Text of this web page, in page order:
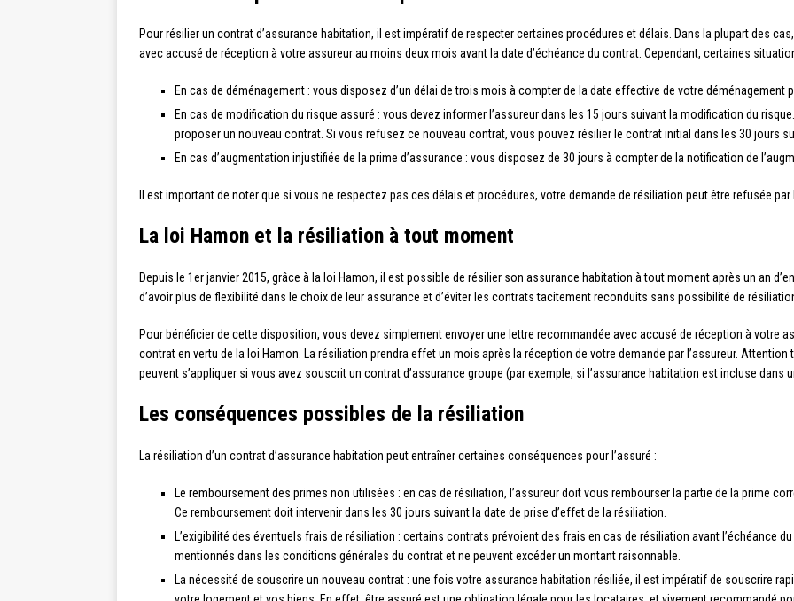
Pour résilier un contrat d’assurance habitation, il est impératif de respecter certaines procédures et délais. Dans la plupart des
avec accusé de réception à votre assureur au moins deux mois avant la date d’échéance du contrat. Cependant, certaines
En cas de déménagement : vous disposez d’un délai de trois mois à compter de la date effective de votre déménagement
En cas de modification du risque assuré : vous devez informer l’assureur dans les 15 jours suivant la modification du
proposer un nouveau contrat. Si vous refusez ce nouveau contrat, vous pouvez résilier le contrat initial dans les 30 jours
En cas d’augmentation injustifiée de la prime d’assurance : vous disposez de 30 jours à compter de la notification de
Il est important de noter que si vous ne respectez pas ces délais et procédures, votre demande de résiliation peut être refusée par
La loi Hamon et la résiliation à tout moment
Depuis le 1er janvier 2015, grâce à la loi Hamon, il est possible de résilier son assurance habitation à tout moment après un an
d’avoir plus de flexibilité dans le choix de leur assurance et d’éviter les contrats tacitement reconduits sans possibilité de
Pour bénéficier de cette disposition, vous devez simplement envoyer une lettre recommandée avec accusé de réception à votre
contrat en vertu de la loi Hamon. La résiliation prendra effet un mois après la réception de votre demande par l’assureur.
peuvent s’appliquer si vous avez souscrit un contrat d’assurance groupe (par exemple, si l’assurance habitation est incluse dans
Les conséquences possibles de la résiliation
La résiliation d’un contrat d’assurance habitation peut entraîner certaines conséquences pour l’assuré :
Le remboursement des primes non utilisées : en cas de résiliation, l’assureur doit vous rembourser la partie de la prime
Ce remboursement doit intervenir dans les 30 jours suivant la date de prise d’effet de la résiliation.
L’exigibilité des éventuels frais de résiliation : certains contrats prévoient des frais en cas de résiliation avant l’échéance
mentionnés dans les conditions générales du contrat et ne peuvent excéder un montant raisonnable.
La nécessité de souscrire un nouveau contrat : une fois votre assurance habitation résiliée, il est impératif de souscrire